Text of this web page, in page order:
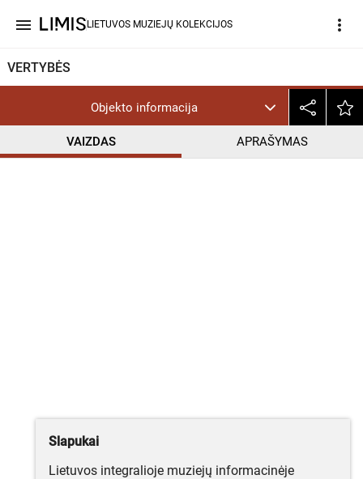
menu LIETUVOS MUZIEJŲ KOLEKCIJOS more_vert
VERTYBĖS
Objekto informacija
VAIZDAS APRAŠYMAS
Slapukai
Lietuvos integralioje muziejų informacinėje